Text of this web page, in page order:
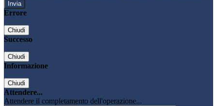
Errore
Chiudi
Successo
Chiudi
Informazione
Chiudi
Attendere...
Attendere il completamento dell'operazione...